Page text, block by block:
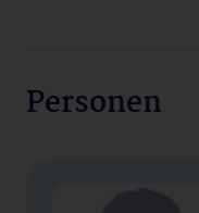
Personen